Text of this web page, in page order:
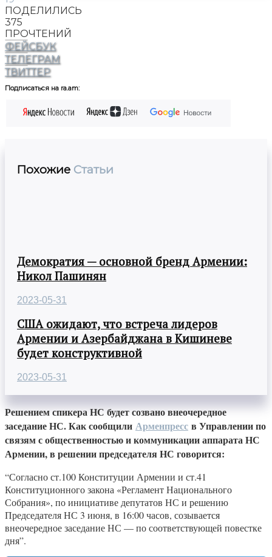
ПОДЕЛИЛИСЬ
375
ПРОЧТЕНИЙ
ФЕЙСБУК
ТЕЛЕГРАМ
ТВИТТЕР
Подписаться на ra.am:
Похожие Статьи
Демократия — основной бренд Армении:
Никол Пашинян
2023-05-31
США ожидают, что встреча лидеров
Армении и Азербайджана в Кишиневе
будет конструктивной
2023-05-31
Решением спикера НС будет созвано внеочередное
заседание НС. Как сообщили Арменпресс в Управлении по
связям с общественностью и коммуникации аппарата НС
Армении, в решении председателя НС говорится:
“Согласно ст.100 Конституции Армении и ст.41
Конституционного закона «Регламент Национального
Собрания», по инициативе депутатов НС и решению
Председателя НС 3 июня, в 16:00 часов, созывается
внеочередное заседание НС — по соответствующей повестке
дня”.